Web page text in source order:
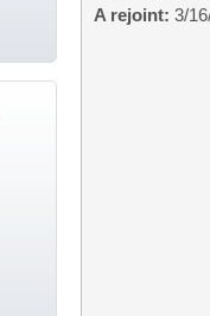
A rejoint: 3/